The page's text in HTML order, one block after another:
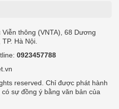
thông (VNTA), 68 Dương
Hà Nội.
0923457788
reserved. Chỉ được phát hành
sự đồng ý bằng văn bản của